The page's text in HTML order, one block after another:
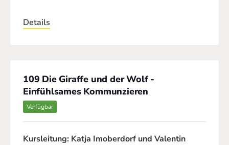
Details
109 Die Giraffe und der Wolf -
Einfühlsames Kommunzieren
Verfügbar
Kursleitung: Katja Imoberdorf und Valentin